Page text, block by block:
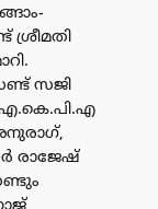
സജി
രാജേഷ്